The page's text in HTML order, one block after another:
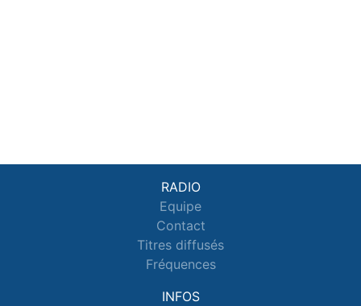
RADIO
Equipe
Contact
Titres diffusés
Fréquences
INFOS